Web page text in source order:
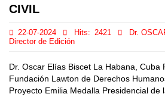
CIVIL
22-07-2024 Hits: 2421
Dr.
Director de Edición
Dr. Oscar Elías Biscet La Habana, Cuba
Fundación Lawton de Derechos
Proyecto Emilia Medalla Presidencial